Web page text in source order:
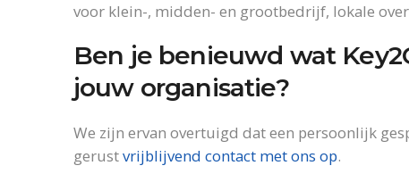
voor klein-, midden- en grootbedrijf, lokale
Ben je benieuwd wat
jouw organisatie?
We zijn ervan overtuigd dat een persoonlijk
gerustvrijblijvend contact met ons op.